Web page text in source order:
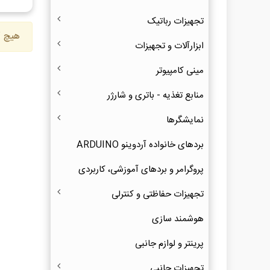
تجهیزات رباتیک
ابزارآلات و تجهیزات
مینی کامپیوتر
منابع تغذیه - باتری و شارژر
نمایشگرها
بردهای خانواده آردوینو ARDUINO
پروگرامر و بردهای آموزشی، کاربردی
تجهیزات حفاظتی و کنترلی
هوشمند سازی
پرینتر و لوازم جانبی
هیچ